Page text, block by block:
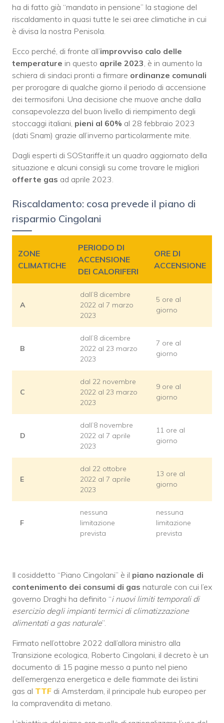
ha di fatto già “mandato in pensione” la stagione del
riscaldamento in quasi tutte le sei aree climatiche in cui
è divisa la nostra Penisola.
Ecco perché, di fronte all’improvviso calo delle
temperature in questo aprile 2023 , è in aumento la
schiera di sindaci pronti a firmare ordinanze comunali
per prorogare di qualche giorno il periodo di accensione
dei termosifoni. Una decisione che muove anche dalla
consapevolezza del buon livello di riempimento degli
stoccaggi italiani, pieni al 60% al 28 febbraio 2023
(dati Snam) grazie all’inverno particolarmente mite.
Dagli esperti di SOStariffe.it un quadro aggiornato della
situazione e alcuni consigli su come trovare le migliori
offerte gas ad aprile 2023.
Riscaldamento: cosa prevede il piano di
risparmio Cingolani
ZONE
CLIMATICHE
PERIODO DI
ACCENSIONE
DEI CALORIFERI
ORE DI
ACCENSIONE
A
dall’8 dicembre
2022 al 7 marzo
2023
5 ore al
giorno
B
dall’8 dicembre
2022 al 23 marzo
2023
7 ore al
giorno
C
dal 22 novembre
2022 al 23 marzo
2023
9 ore al
giorno
D
dall’8 novembre
2022 al 7 aprile
2023
11 ore al
giorno
E
dal 22 ottobre
2022 al 7 aprile
2023
13 ore al
giorno
F
nessuna
limitazione
prevista
nessuna
limitazione
prevista
Il cosiddetto “Piano Cingolani” è il piano nazionale di
contenimento dei consumi di gas naturale con cui l’ex
governo Draghi ha definito “i nuovi limiti temporali di
esercizio degli impianti termici di climatizzazione
alimentati a gas naturale”.
Firmato nell’ottobre 2022 dall’allora ministro alla
Transizione ecologica, Roberto Cingolani, il decreto è un
documento di 15 pagine messo a punto nel pieno
dell’emergenza energetica e delle fiammate dei listini
gas al TTF di Amsterdam, il principale hub europeo per
la compravendita di metano.